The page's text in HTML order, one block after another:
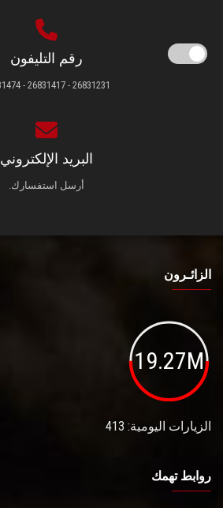
رقم التليفون
26831231 - 26831417 - 26831474
البريد الإلكتروني
أرسل استفسارك.
الزائـرون
19.27M
الزيارات اليومية: 413
روابط تهمك